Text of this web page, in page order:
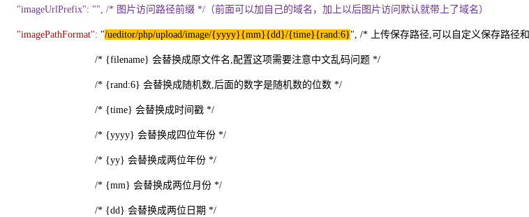
"imageUrlPrefix": "", /* 图片访问路径前缀 */（前面可以加自己的域名，加上以后图片访问默认就带上了域名）
"imagePathFormat": "/ueditor/php/upload/image/{yyyy}{mm}{dd}/{time}{rand:6}", /* 上传保存路径,可以自定义保存路径
/* {filename} 会替换成原文件名,配置这项需要注意中文乱码问题 */
/* {rand:6} 会替换成随机数,后面的数字是随机数的位数 */
/* {time} 会替换成时间戳 */
/* {yyyy} 会替换成四位年份 */
/* {yy} 会替换成两位年份 */
/* {mm} 会替换成两位月份 */
/* {dd} 会替换成两位日期 */